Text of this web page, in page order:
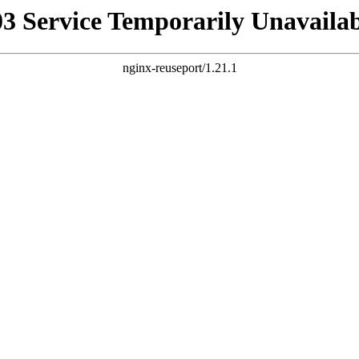
Service Temporarily
nginx-reuseport/1.21.1